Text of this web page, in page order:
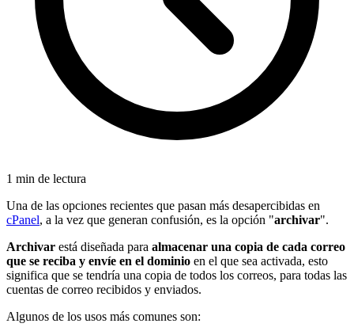
1 min de lectura
Una de las opciones recientes que pasan más desapercibidas en
cPanel, a la vez que generan confusión, es la opción "archivar".
Archivar está diseñada para almacenar una copia de cada correo
que se reciba y envíe en el dominio en el que sea activada, esto
significa que se tendría una copia de todos los correos, para todas las
cuentas de correo recibidos y enviados.
Algunos de los usos más comunes son: